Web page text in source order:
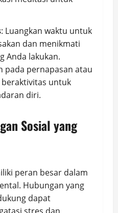
: Luangkan waktu untuk
dan menikmati
Anda lakukan.
pada pernapasan atau
untuk
diri.
Sosial yang
peran besar dalam
Hubungan yang
dapat